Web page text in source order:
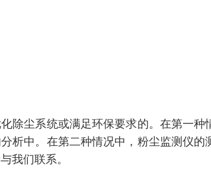
除尘系统或满足环保要求的。在第一种
析中。 在第二种情况中 ， 粉尘监测仪的
我们联系。